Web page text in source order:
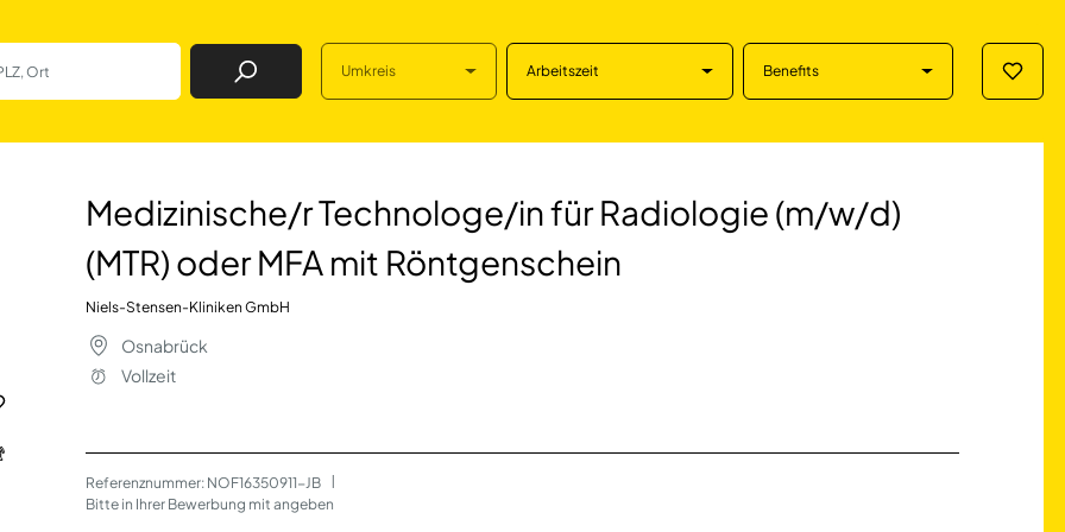
Job Finden Umkreis Arbeitszeit Benefits
in für Radiologie (m/w/
Medizinische/r Technologe/in für Radiologie (m/w/d)
(MTR) oder MFA mit Röntgenschein
Niels-Stensen-Kliniken GmbH
Osnabrück
Vollzeit
Referenznummer: NOF16350911-JB
Bitte in Ihrer Bewerbung mit angeben